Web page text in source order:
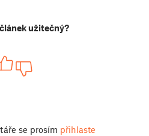
užitečný?
se prosím přihlaste